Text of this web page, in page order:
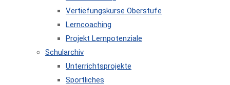
Vertiefungskurse Oberstufe
Lerncoaching
Projekt Lernpotenziale
Schularchiv
Unterrichtsprojekte
Sportliches